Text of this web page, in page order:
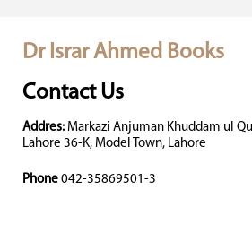
Dr Israr Ahmed Books
Contact Us
Addres: Markazi Anjuman Khuddam ul
Lahore 36-K, Model Town, Lahore
Phone 042-35869501-3